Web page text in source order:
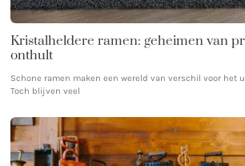
Kristalheldere ramen: geheimen van
onthult
Schone ramen maken een wereld van verschil voor het
Toch blijven veel